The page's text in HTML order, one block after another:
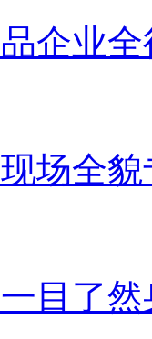
企业
场全
目了